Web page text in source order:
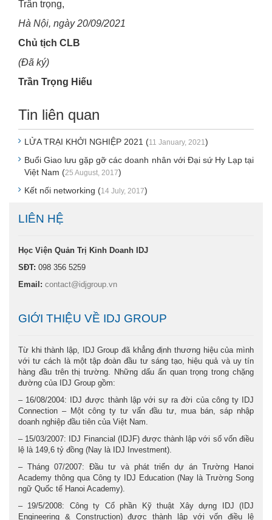
Trân trọng,
Hà Nội, ngày 20/09/2021
Chủ tịch CLB
(Đã ký)
Trần Trọng Hiếu
Tin liên quan
LỬA TRẠI KHỞI NGHIỆP 2021 (11 January, 2021)
Buổi Giao lưu gặp gỡ các doanh nhân với Đại sứ Hy Lạp tại
Việt Nam (25 August, 2017)
Kết nối networking (14 July, 2017)
LIÊN HỆ
Học Viện Quản Trị Kinh Doanh IDJ
SĐT: 098 356 5259
Email: contact@idjgroup.vn
GIỚI THIỆU VỀ IDJ GROUP
Từ khi thành lập, IDJ Group đã khẳng định thương hiệu của mình
với tư cách là một tập đoàn đầu tư sáng tạo, hiệu quả và uy tín
hàng đầu trên thị trường. Những dấu ấn quan trọng trong chặng
đường của IDJ Group gồm:
– 16/08/2004: IDJ được thành lập với sự ra đời của công ty IDJ
Connection – Một công ty tư vấn đầu tư, mua bán, sáp nhập
doanh nghiệp đầu tiên của Việt Nam.
– 15/03/2007: IDJ Financial (IDJF) được thành lập với số vốn điều
lệ là 149,6 tỷ đồng (Nay là IDJ Investment).
– Tháng 07/2007: Đầu tư và phát triển dự án Trường Hanoi
Academy thông qua Công ty IDJ Education (Nay là Trường Song
ngữ Quốc tế Hanoi Academy).
– 19/5/2008: Công ty Cổ phần Kỹ thuật Xây dựng IDJ (IDJ
Engineering & Construction) được thành lập với vốn điều lệ